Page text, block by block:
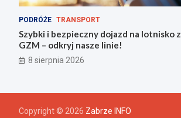
PODRÓŻE TRANSPORT
Szybki i bezpieczny dojazd na lotnisko z
GZM – odkryj nasze linie!
8 sierpnia 2026
Copyright © 2026 Zabrze INFO